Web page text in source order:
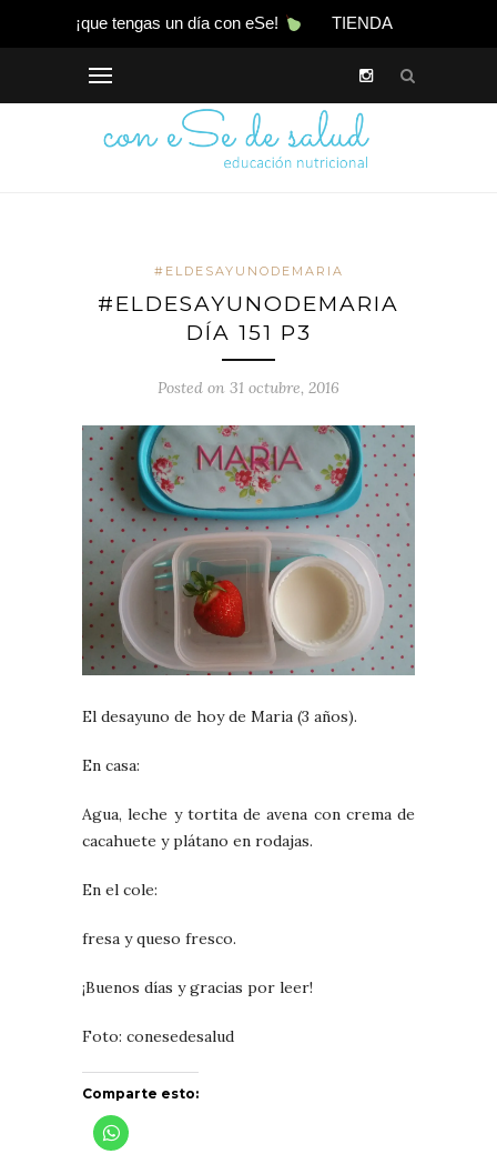
¡que tengas un día con eSe! TIENDA
#ELDESAYUNODEMARIA
#ELDESAYUNODEMARIA
DÍA 151 P3
Posted on 31 octubre, 2016
El desayuno de hoy de Maria (3 años).
En casa:
Agua, leche y tortita de avena con crema de
cacahuete y plátano en rodajas.
En el cole:
fresa y queso fresco.
¡Buenos días y gracias por leer!
Foto: conesedesalud
Comparte esto: